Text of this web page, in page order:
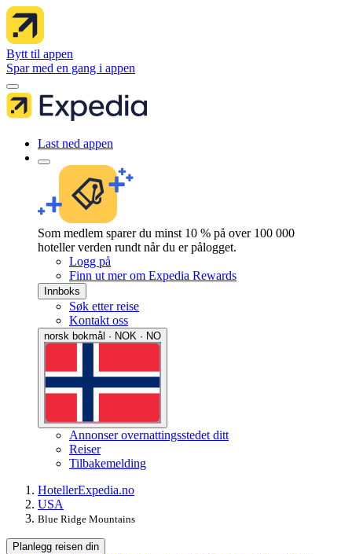
Bytt til appen
Spar med en gang i appen
Last ned appen
Som medlem sparer du minst 10 % på over 100 000
hoteller verden rundt når du er pålogget.
Logg på
Finn ut mer om Expedia Rewards
Innboks
Søk etter reise
Kontakt oss
norsk bokmål · NOK · NO
Annonser overnattingsstedet ditt
Reiser
Tilbakemelding
HotellerExpedia.no
USA
Blue Ridge Mountains
Planlegg reisen din